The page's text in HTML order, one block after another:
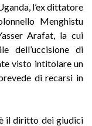
l’ex dittatore
Menghistu
Arafat, la cui
dell’uccisione di
visto intitolare un
di recarsi in
il diritto dei giudici